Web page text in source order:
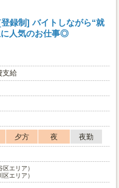
登録制] バイトしながら“就
人気のお仕事◎
支給
夕方 夜
夜勤
エリア）
エリア）